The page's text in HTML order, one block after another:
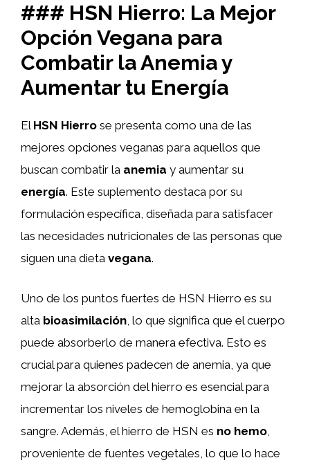
### HSN Hierro: La Mejor
Opción Vegana para
Combatir la Anemia y
Aumentar tu Energía
El HSN Hierro se presenta como una de las
mejores opciones veganas para aquellos que
buscan combatir la anemia y aumentar su
energía. Este suplemento destaca por su
formulación específica, diseñada para satisfacer
las necesidades nutricionales de las personas que
siguen una dieta vegana.
Uno de los puntos fuertes de HSN Hierro es su
alta bioasimilación , lo que significa que el cuerpo
puede absorberlo de manera efectiva. Esto es
crucial para quienes padecen de anemia, ya que
mejorar la absorción del hierro es esencial para
incrementar los niveles de hemoglobina en la
sangre. Además, el hierro de HSN es no hemo
proveniente de fuentes vegetales, lo que lo hace